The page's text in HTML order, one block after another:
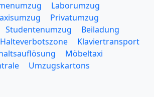
Laborumzug
Privatumzug
Studentenumzug
Beiladung
Halteverbotszone
Klaviertransport
Möbeltaxi
Umzugskartons